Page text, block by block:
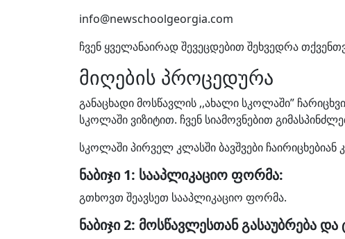
info@newschoolgeorgia.com
ჩვენ ყველანაირად შევეცდებით შეხვედრა
მიღების პროცედურა
განაცხადი მოსწავლის ,,ახალი სკოლაში”
სკოლაში ვიზიტით. ჩვენ სიამოვნებით
სკოლაში პირველ კლასში ბავშვები
ნაბიჯი 1: სააპლიკაციო ფორმა:
გთხოვთ შეავსეთ სააპლიკაციო ფორმა.
ნაბიჯი 2: მოსწავლესთან გასაუბრება და